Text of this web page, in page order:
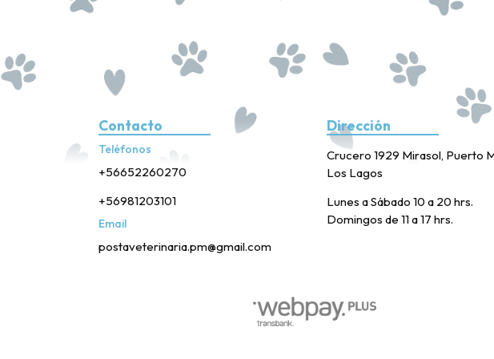
Contacto
Teléfonos
+56652260270
+56981203101
Email
postaveterinaria.pm@gmail.com
Dirección
Crucero 1929 Mirasol, Puerto
Los Lagos
Lunes a Sábado 10 a 20 hrs.
Domingos de 11 a 17 hrs.